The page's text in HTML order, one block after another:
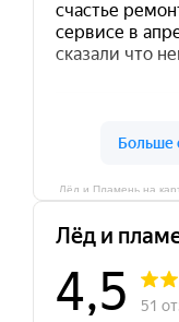
Лёд и Пламень на